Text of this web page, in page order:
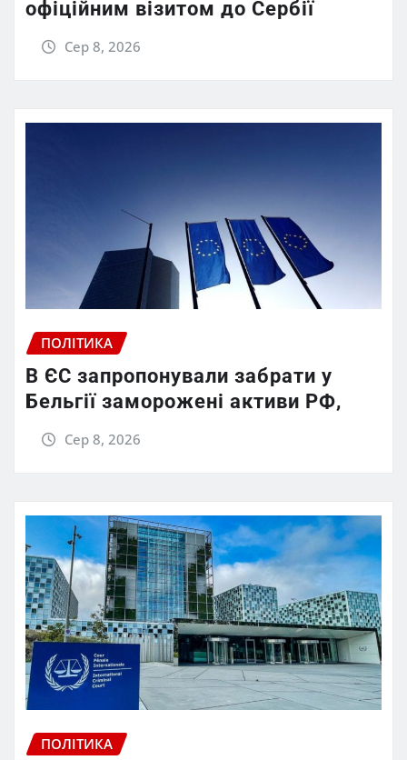
офіційним візитом до Сербії
Сер 8, 2026
ПОЛІТИКА
В ЄС запропонували забрати у
Бельгії заморожені активи РФ,
Сер 8, 2026
ПОЛІТИКА